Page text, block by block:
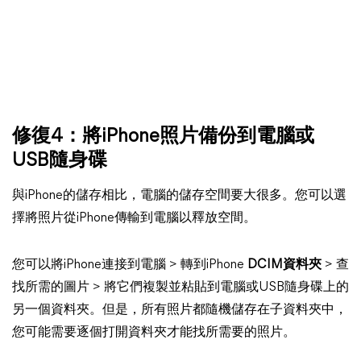
修復4：將iPhone照片備份到電腦或
USB隨身碟
與iPhone的儲存相比，電腦的儲存空間要大很多。您可以選
擇將照片從iPhone傳輸到電腦以釋放空間。
您可以將iPhone連接到電腦 > 轉到iPhone DCIM資料夾 > 查
找所需的圖片 > 將它們複製並粘貼到電腦或USB隨身碟上的
另一個資料夾。但是，所有照片都隨機儲存在子資料夾中，
您可能需要逐個打開資料夾才能找所需要的照片。